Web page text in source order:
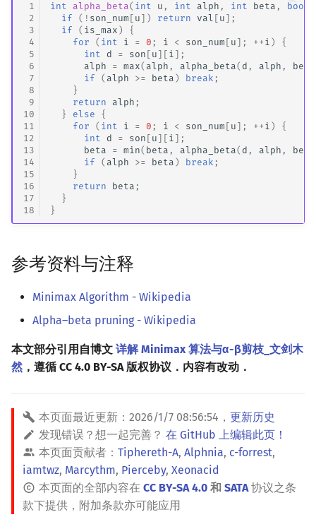
1
2
3
4
5
6
7
8
9
10
11
12
13
14
15
16
17
18
int alpha_beta( int u , int alph , int beta , bool
if
( ! son_num [ u ]) return val [ u ];
if
( is_max )
{
for
( int i = 0 ; i < son_num [ u ]; ++ i )
{
int
d = son [ u ][ i ];
alph
= max( alph , alpha_beta( d , alph , beta
if
( alph >= beta ) break ;
}
return
alph ;
}
else
{
for
( int i = 0 ; i < son_num [ u ]; ++ i )
{
int
d = son [ u ][ i ];
beta
= min( beta , alpha_beta( d , alph , beta
if
( alph >= beta ) break ;
}
return
beta ;
}
}
参考资料与注释
Minimax Algorithm - Wikipedia
Alpha–beta pruning - Wikipedia
本文部分引用自博文 详解 Minimax 算法与α-β剪枝_文剑木
然 ，遵循 CC 4.0 BY-SA 版权协议．内容有改动．
本页面最近更新： 2026/1/7 08:56:54 ， 更新历史
发现错误？想一起完善？ 在 GitHub 上编辑此页！
本页面贡献者： Tiphereth-A, Alphnia, c-forrest,
iamtwz, Marcythm, Pierceby, Xeonacid
本页面的全部内容在 CC BY-SA 4.0 和 SATA协议之条
款下提供，附加条款亦可能应用